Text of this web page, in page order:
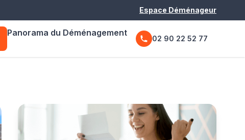
Espace Déménageur
Panorama du Déménagement
02 90 22 52 77